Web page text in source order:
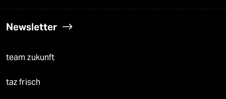
Newsletter
team zukunft
taz frisch